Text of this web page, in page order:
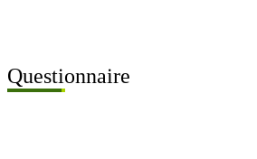
Questionnaire